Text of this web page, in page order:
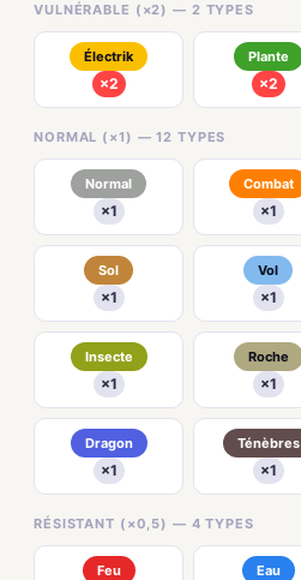
VULNÉRABLE (×2) — 2 TYPES
Électrik
×2
Plante
×2
NORMAL (×1) — 12 TYPES
Normal
×1
Combat
×1
Sol
×1
Vol
×1
Insecte
×1
Roche
×1
Dragon
×1
Ténèbres
×1
RÉSISTANT (×0,5) — 4 TYPES
Feu Eau